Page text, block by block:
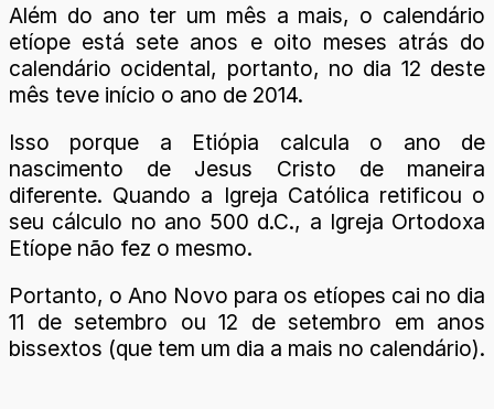
Além do ano ter um mês a mais, o calendário
etíope está sete anos e oito meses atrás do
calendário ocidental, portanto, no dia 12 deste
mês teve início o ano de 2014.
Isso porque a Etiópia calcula o ano de
nascimento de Jesus Cristo de maneira
diferente. Quando a Igreja Católica retificou o
seu cálculo no ano 500 d.C., a Igreja Ortodoxa
Etíope não fez o mesmo.
Portanto, o Ano Novo para os etíopes cai no dia
11 de setembro ou 12 de setembro em anos
bissextos (que tem um dia a mais no calendário).